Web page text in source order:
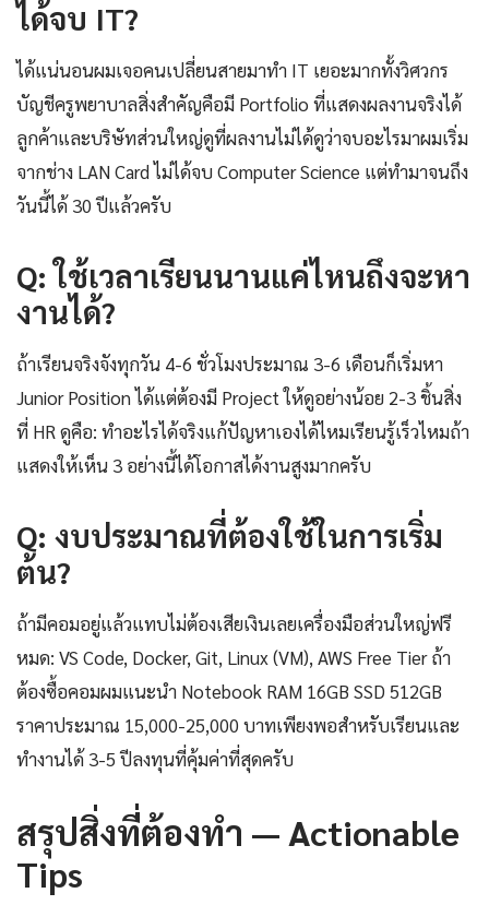
ได้จบ IT?
ได้แน่นอนผมเจอคนเปลี่ยนสายมาทำ IT เยอะมากทั้งวิศวกร
บัญชีครูพยาบาลสิ่งสำคัญคือมี Portfolio ที่แสดงผลงานจริงได้
ลูกค้าและบริษัทส่วนใหญ่ดูที่ผลงานไม่ได้ดูว่าจบอะไรมาผมเริ่ม
จากช่าง LAN Card ไม่ได้จบ Computer Science แต่ทำมาจนถึง
วันนี้ได้ 30 ปีแล้วครับ
Q: ใช้เวลาเรียนนานแค่ไหนถึงจะหา
งานได้?
ถ้าเรียนจริงจังทุกวัน 4-6 ชั่วโมงประมาณ 3-6 เดือนก็เริ่มหา
Junior Position ได้แต่ต้องมี Project ให้ดูอย่างน้อย 2-3 ชิ้นสิ่ง
ที่ HR ดูคือ: ทำอะไรได้จริงแก้ปัญหาเองได้ไหมเรียนรู้เร็วไหมถ้า
แสดงให้เห็น 3 อย่างนี้ได้โอกาสได้งานสูงมากครับ
Q: งบประมาณที่ต้องใช้ในการเริ่ม
ต้น?
ถ้ามีคอมอยู่แล้วแทบไม่ต้องเสียเงินเลยเครื่องมือส่วนใหญ่ฟรี
หมด: VS Code, Docker, Git, Linux (VM), AWS Free Tier ถ้า
ต้องซื้อคอมผมแนะนำ Notebook RAM 16GB SSD 512GB
ราคาประมาณ 15,000-25,000 บาทเพียงพอสำหรับเรียนและ
ทำงานได้ 3-5 ปีลงทุนที่คุ้มค่าที่สุดครับ
สรุปสิ่งที่ต้องทำ — Actionable
Tips